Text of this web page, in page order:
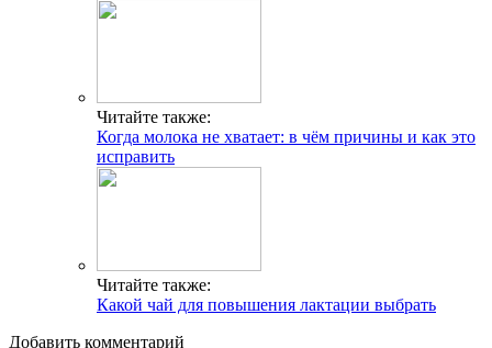
Читайте также:
Когда молока не хватает: в чём причины и как это
исправить
Читайте также:
Какой чай для повышения лактации выбрать
Добавить комментарий